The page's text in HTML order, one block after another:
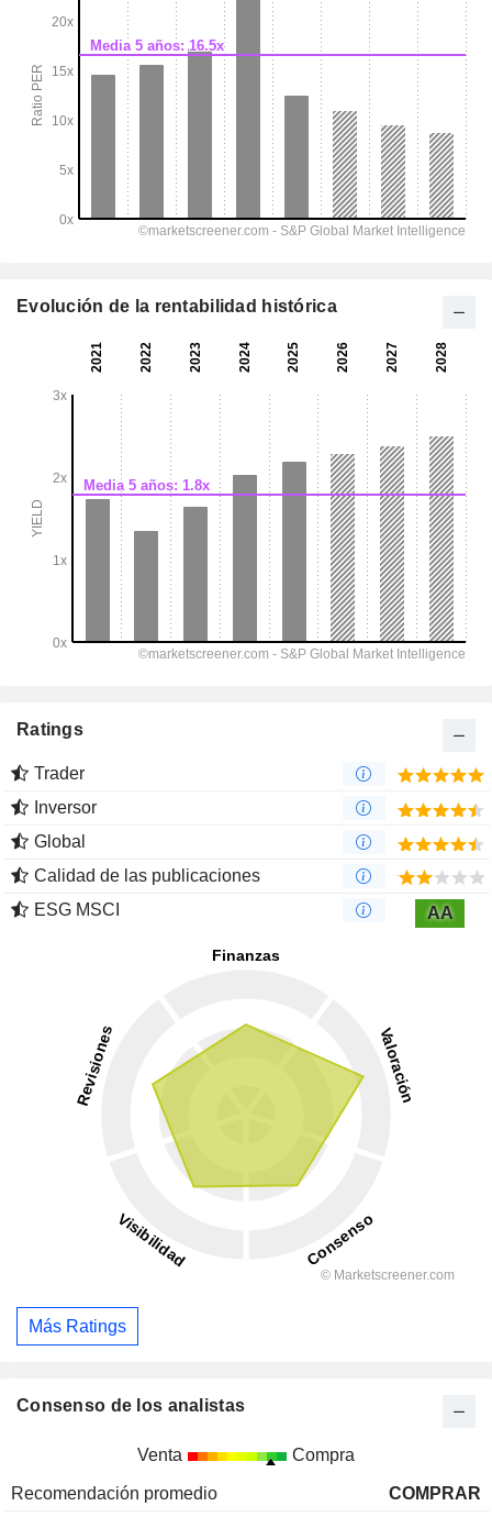
Evolución de la rentabilidad histórica
Ratings
Trader
Inversor
Global
Calidad de las publicaciones
ESG MSCI
AA
Más Ratings
Consenso de los analistas
Venta Compra
Recomendación promedio
COMPRAR